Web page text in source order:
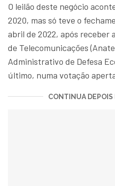
O leilão deste negócio
2020, mas só teve o
abril de 2022, após receber
de Telecomunicações
Administrativo de Defesa
último, numa votação
CONTINUA DEPOIS